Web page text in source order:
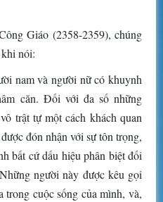
Giáo (2358-2359), chúng
nói:
nam và người nữ có khuynh
căn. Đối với đa số những
trật tự một cách khách quan
đón nhận với sự tôn trọng,
bất cứ dấu hiệu phân biệt đối
người này được kêu gọi
cuộc sống của mình, và,